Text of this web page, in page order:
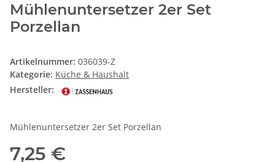
Mühlenuntersetzer 2er Set
Porzellan
Artikelnummer: 036039-Z
Kategorie: Küche & Haushalt
Hersteller:
Mühlenuntersetzer 2er Set Porzellan
7,25 €